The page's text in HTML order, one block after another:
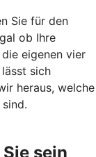
Sie für den
ob Ihre
eigenen vier
sich
heraus, welche
sein